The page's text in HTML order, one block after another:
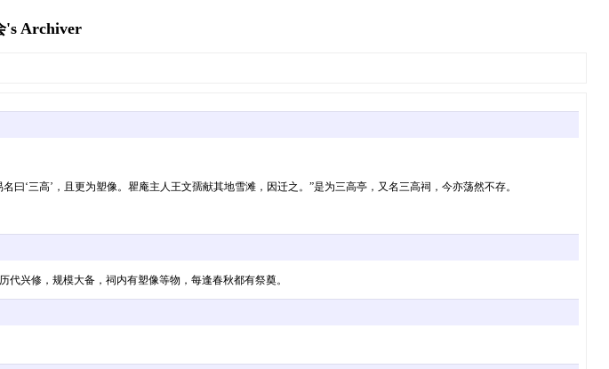
's Archiver
‘三高’，且更为塑像。瞿庵主人王文孺献其地雪滩，因迁之。”是为三高亭，又名三高祠，今亦荡然不存。
兴修，规模大备，祠内有塑像等物，每逢春秋都有祭奠。